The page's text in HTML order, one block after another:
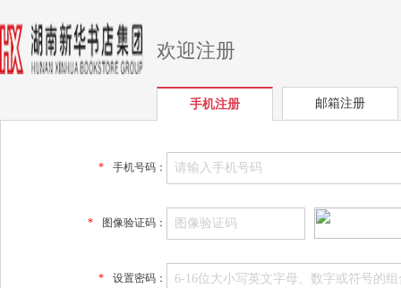
欢迎注册
手机注册 邮箱注册
* 手机号码：
* 图像验证码：
* 设置密码：